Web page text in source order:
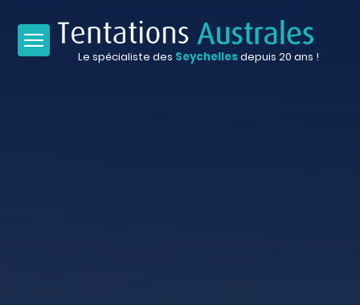
Le spécialiste des Seychellesdepuis 20 ans !